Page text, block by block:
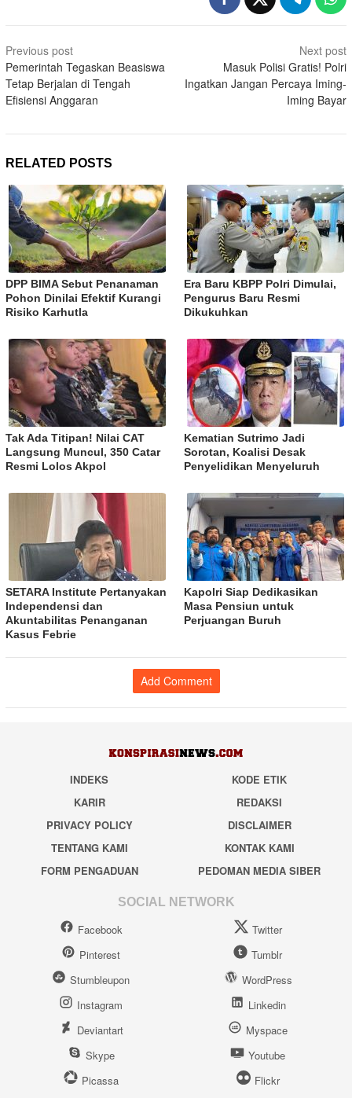
Post
navigation
Previous post
Pemerintah Tegaskan Beasiswa
Tetap Berjalan di Tengah
Efisiensi Anggaran
Next post
Masuk Polisi Gratis! Polri
Ingatkan Jangan Percaya Iming-
Iming Bayar
RELATED POSTS
DPP BIMA Sebut Penanaman
Pohon Dinilai Efektif Kurangi
Risiko Karhutla
Era Baru KBPP Polri Dimulai,
Pengurus Baru Resmi
Dikukuhkan
Tak Ada Titipan! Nilai CAT
Langsung Muncul, 350 Catar
Resmi Lolos Akpol
Kematian Sutrimo Jadi
Sorotan, Koalisi Desak
Penyelidikan Menyeluruh
SETARA Institute Pertanyakan
Independensi dan
Akuntabilitas Penanganan
Kasus Febrie
Kapolri Siap Dedikasikan
Masa Pensiun untuk
Perjuangan Buruh
Add Comment
INDEKS
KODE ETIK
KARIR
REDAKSI
PRIVACY POLICY
DISCLAIMER
TENTANG KAMI
KONTAK KAMI
FORM PENGADUAN
PEDOMAN MEDIA SIBER
SOCIAL NETWORK
Facebook
Twitter
Pinterest
Tumblr
Stumbleupon
WordPress
Instagram
Linkedin
Deviantart
Myspace
Skype
Youtube
Picassa
Flickr